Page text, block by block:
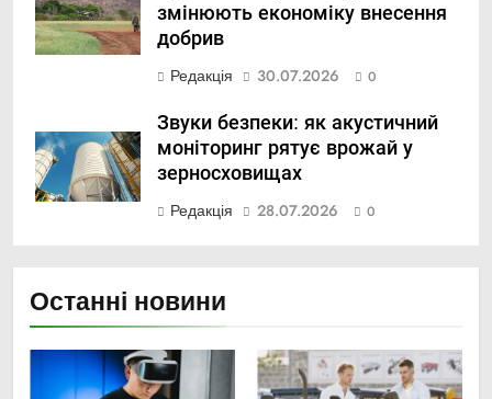
змінюють економіку внесення
добрив
Редакція
30.07.2026 0
Звуки безпеки: як акустичний
моніторинг рятує врожай у
зерносховищах
Редакція
28.07.2026 0
Останні новини